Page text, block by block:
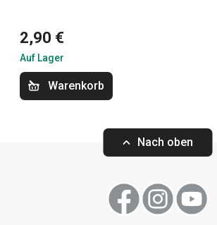
2,90 €
Auf Lager
Warenkorb
Nach oben